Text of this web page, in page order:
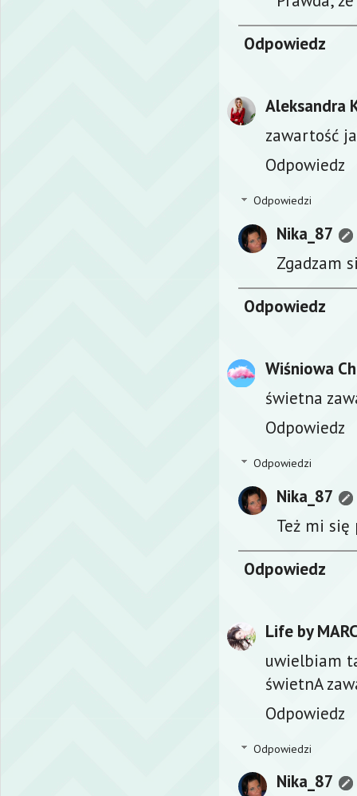
Odpowiedz
Aleksandra
zawartość
Odpowiedz
Odpowiedzi
Nika_87
Zgadzam
Odpowiedz
Wiśniowa
świetna
Odpowiedz
Odpowiedzi
Nika_87
Też mi się
Odpowiedz
Life by
uwielbiam
świetnA
Odpowiedz
Odpowiedzi
Nika_87